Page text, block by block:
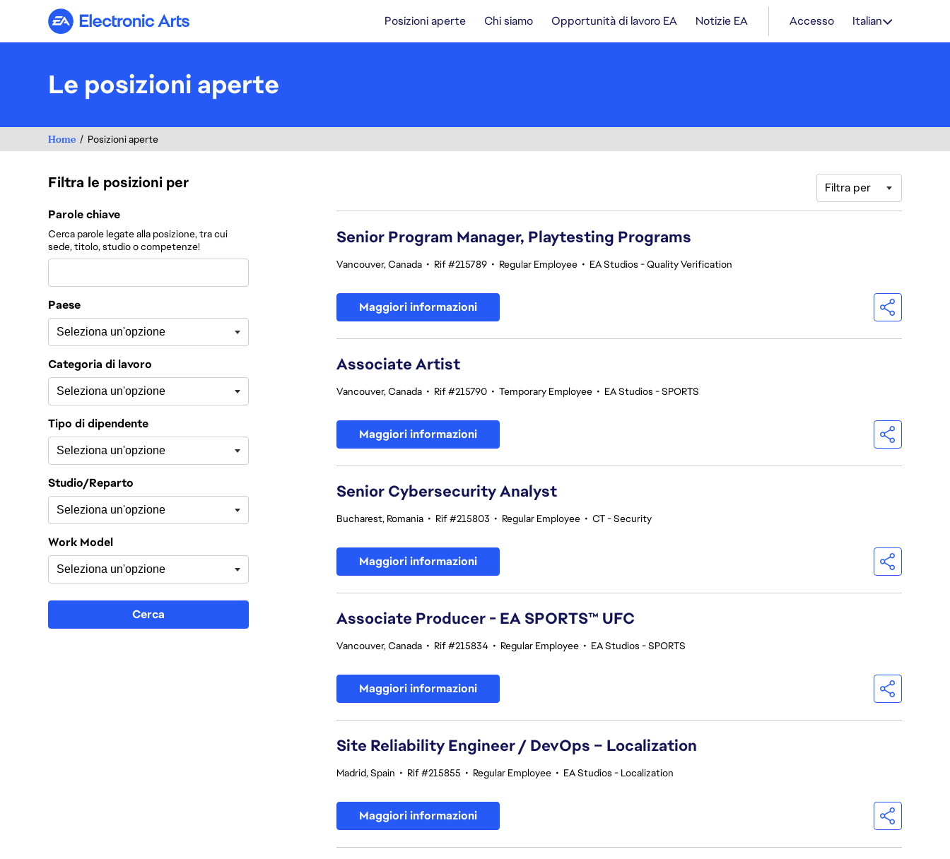
Electronic Arts Posizioni aperte Chi siamo Opportunità di lavoro EA Notizie EA Accesso Italian
Le posizioni aperte
Home Posizioni aperte
Filtra le posizioni per
Filtra le posizioni per
Parole chiave
Cerca parole legate alla posizione, tra cui
sede, titolo, studio o competenze!
Paese
Categoria di lavoro
Tipo di dipendente
Studio/Reparto
Work Model
Cerca
Filtra per
Senior Program Manager, Playtesting Programs
Vancouver, Canada • Rif #215789 • Regular Employee • EA Studios - Quality Verification
Maggiori informazioni
Associate Artist
Vancouver, Canada • Rif #215790 • Temporary Employee • EA Studios - SPORTS
Maggiori informazioni
Senior Cybersecurity Analyst
Bucharest, Romania • Rif #215803 • Regular Employee • CT - Security
Maggiori informazioni
Associate Producer - EA SPORTS™ UFC
Vancouver, Canada • Rif #215834 • Regular Employee • EA Studios - SPORTS
Maggiori informazioni
Site Reliability Engineer / DevOps – Localization
Madrid, Spain • Rif #215855 • Regular Employee • EA Studios - Localization
Maggiori informazioni